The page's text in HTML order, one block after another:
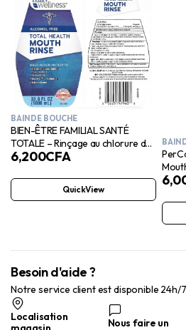
BAIN DE BOUCHE
BIEN-ÊTRE FAMILIAL SANTÉ
TOTALE – Rinçage au chlorure de
cétylpyridinium
6,200CFA
QuickView
BAIN
Besoin d'aide ?
Notre service client est disponible 24h/7
Localisation
Nous faire un